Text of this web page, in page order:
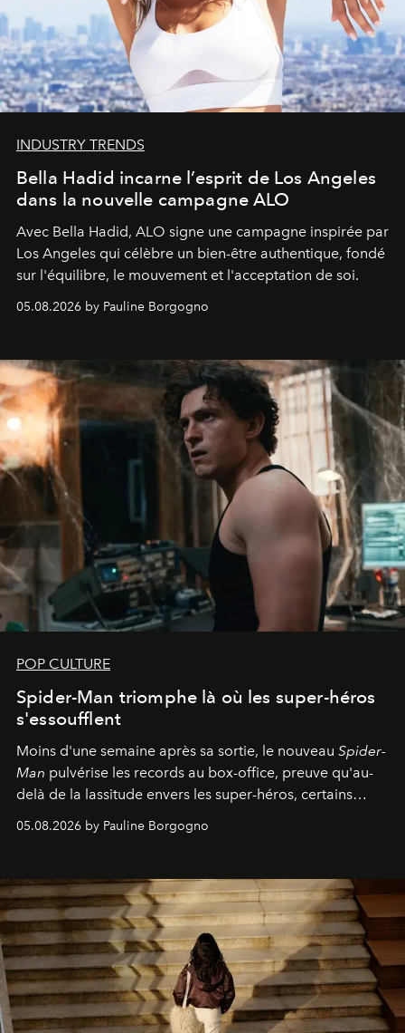
INDUSTRY TRENDS
Bella Hadid incarne l’esprit de Los Angeles
dans la nouvelle campagne ALO
Avec Bella Hadid, ALO signe une campagne inspirée par
Los Angeles qui célèbre un bien-être authentique, fondé
sur l'équilibre, le mouvement et l'acceptation de soi.
05.08.2026 by Pauline Borgogno
POP CULTURE
Spider-Man triomphe là où les super-héros
s'essoufflent
Moins d'une semaine après sa sortie, le nouveau Spider-
Man pulvérise les records au box-office, preuve qu'au-
delà de la lassitude envers les super-héros, certains
personnages continuent de susciter une ferveur intacte.
05.08.2026 by Pauline Borgogno